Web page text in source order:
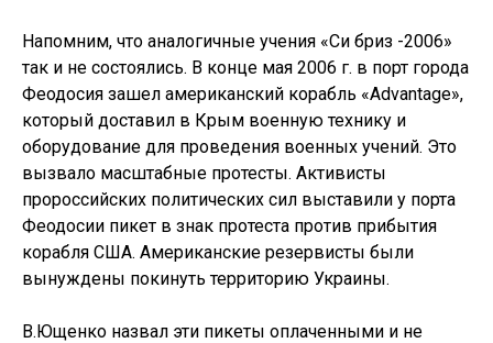
Напомним, что аналогичные учения «Си бриз -2006»
так и не состоялись. В конце мая 2006 г. в порт города
Феодосия зашел американский корабль «Advantage»,
который доставил в Крым военную технику и
оборудование для проведения военных учений. Это
вызвало масштабные протесты. Активисты
пророссийских политических сил выставили у порта
Феодосии пикет в знак протеста против прибытия
корабля США. Американские резервисты были
вынуждены покинуть территорию Украины.
В.Ющенко назвал эти пикеты оплаченными и не